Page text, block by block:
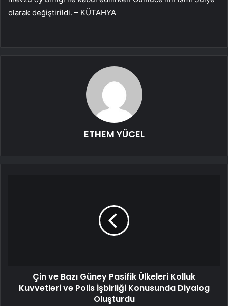
olarak değiştirildi. – KÜTAHYA
ETHEM YÜCEL
Çin ve Bazı Güney Pasifik Ülkeleri Kolluk
Kuvvetleri ve Polis İşbirliği Konusunda Diyalog
Oluşturdu